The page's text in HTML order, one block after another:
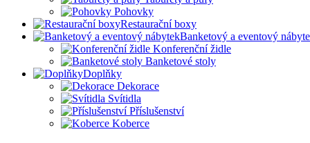
Pohovky
Restaurační boxy
Banketový a eventový
Konferenční židle
Banketové stoly
Doplňky
Dekorace
Svítidla
Příslušenství
Koberce